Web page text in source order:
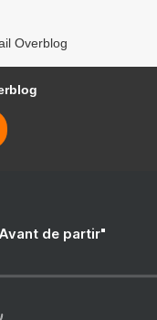
Overblog
de partir"